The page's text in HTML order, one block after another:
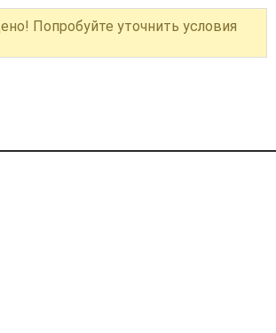
Попробуйте уточнить условия